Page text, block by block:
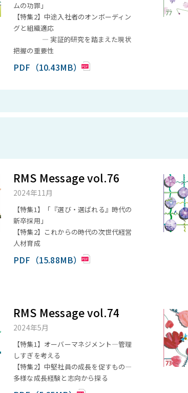
ムの功罪」
【特集2】中途入社者のオンボーディン
グと組織適応
― 実証的研究を踏まえた現状
把握の重要性
PDF（10.43MB）
RMS Message vol.76
2024年11月
【特集1】「『選び・選ばれる』時代の
新卒採用」
【特集2】これからの時代の次世代経営
人材育成
PDF（15.88MB）
RMS Message vol.74
2024年5月
【特集1】オーバーマネジメント―管理
しすぎを考える
【特集2】中堅社員の成長を促すもの―
多様な成長経験と志向から探る